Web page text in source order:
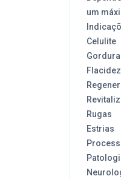
um
Celulite
Flacidez
Rugas
Estrias